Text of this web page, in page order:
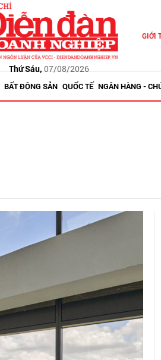
Thứ Sáu, 07/08/2026
GIỚI
BẤT ĐỘNG SẢN QUỐC TẾ NGÂN HÀNG -